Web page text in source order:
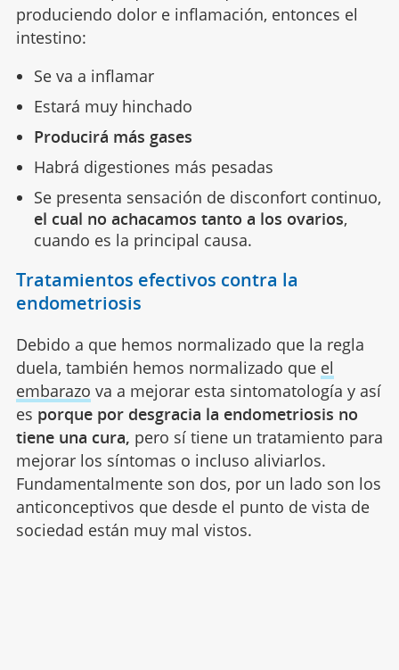
produciendo dolor e inflamación, entonces el
intestino:
Se va a inflamar
Estará muy hinchado
Producirá más gases
Habrá digestiones más pesadas
Se presenta sensación de disconfort continuo,
el cual no achacamos tanto a los ovarios,
cuando es la principal causa.
Tratamientos efectivos contra la
endometriosis
Debido a que hemos normalizado que la regla
duela, también hemos normalizado que el
embarazo va a mejorar esta sintomatología y así
es porque por desgracia la endometriosis no
tiene una cura, pero sí tiene un tratamiento para
mejorar los síntomas o incluso aliviarlos.
Fundamentalmente son dos, por un lado son los
anticonceptivos que desde el punto de vista de
sociedad están muy mal vistos.